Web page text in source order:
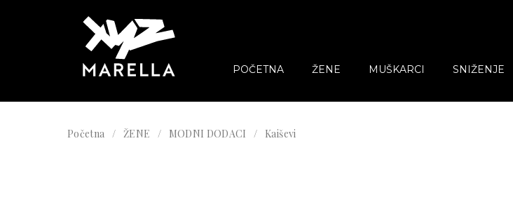
POČETNA ŽENE MUŠKARCI SNIŽENJE
Početna ŽENE MODNI DODACI Kaiševi